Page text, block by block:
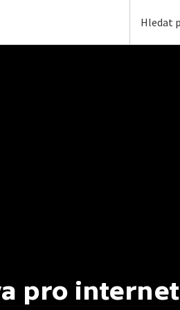
pro internet